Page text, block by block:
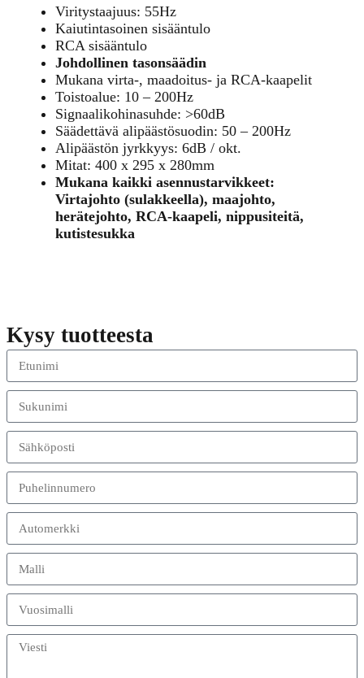
Viritystaajuus: 55Hz
Kaiutintasoinen sisääntulo
RCA sisääntulo
Johdollinen tasonsäädin
Mukana virta-, maadoitus- ja RCA-kaapelit
Toistoalue: 10 – 200Hz
Signaalikohinasuhde: >60dB
Säädettävä alipäästösuodin: 50 – 200Hz
Alipäästön jyrkkyys: 6dB / okt.
Mitat: 400 x 295 x 280mm
Mukana kaikki asennustarvikkeet:
Virtajohto (sulakkeella), maajohto,
herätejohto, RCA-kaapeli, nippusiteitä,
kutistesukka
Kysy tuotteesta